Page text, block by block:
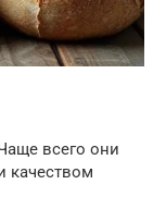
всего они
качеством